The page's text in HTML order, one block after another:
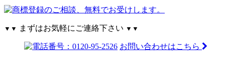
▼▼ まずはお気軽にご連絡下さい ▼▼
お問い合わせはこちら